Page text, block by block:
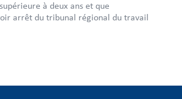
à deux ans et que
arrêt du tribunal régional du travail